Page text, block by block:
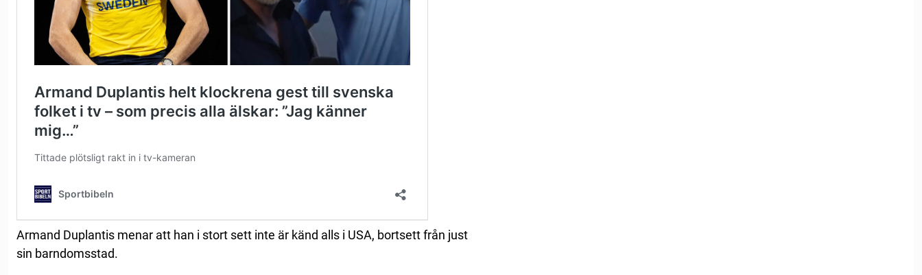
Armand Duplantis menar att han i stort sett inte är känd alls i USA, bortsett från just
sin barndomsstad.